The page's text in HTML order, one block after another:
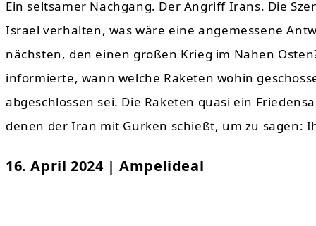
Ein seltsamer Nachgang. Der Angriff Irans. Die
Israel verhalten, was wäre eine angemessene
nächsten, den einen großen Krieg im Nahen
informierte, wann welche Raketen wohin
abgeschlossen sei. Die Raketen quasi ein
denen der Iran mit Gurken schießt, um zu sagen:
16. April 2024 | Ampelideal